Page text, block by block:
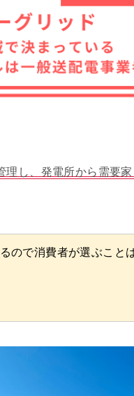
し、発電所から需要
ので消費者が選ぶこと